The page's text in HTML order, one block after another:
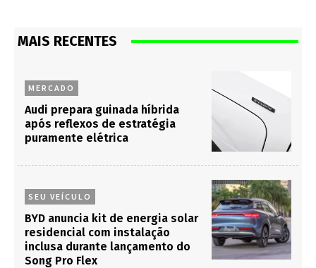
MAIS RECENTES
MERCADO
Audi prepara guinada híbrida
após reflexos de estratégia
puramente elétrica
SEU VEÍCULO
BYD anuncia kit de energia solar
residencial com instalação
inclusa durante lançamento do
Song Pro Flex